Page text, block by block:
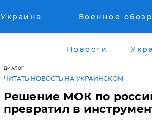
Украина Военное
Новости
ДИАЛОГ
ЧИТАТЬ НОВОСТЬ НА УКРАИНСКОМ
Решение МОК по
превратил в